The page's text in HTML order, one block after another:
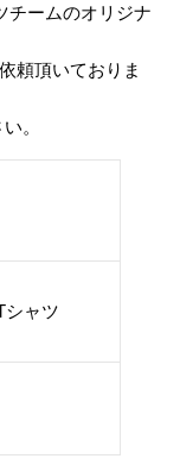
チームのオリジナ
頼頂いておりま
。
シャツ